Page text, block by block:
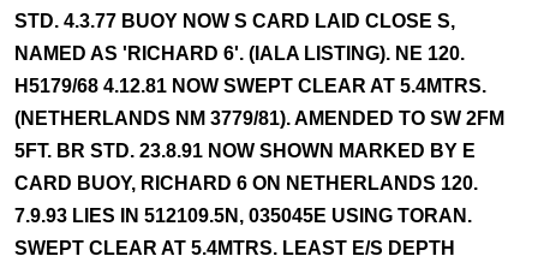
STD. 4.3.77 BUOY NOW S CARD LAID CLOSE S,
NAMED AS 'RICHARD 6'. (IALA LISTING). NE 120.
H5179/68 4.12.81 NOW SWEPT CLEAR AT 5.4MTRS.
(NETHERLANDS NM 3779/81). AMENDED TO SW 2FM
5FT. BR STD. 23.8.91 NOW SHOWN MARKED BY E
CARD BUOY, RICHARD 6 ON NETHERLANDS 120.
7.9.93 LIES IN 512109.5N, 035045E USING TORAN.
SWEPT CLEAR AT 5.4MTRS. LEAST E/S DEPTH